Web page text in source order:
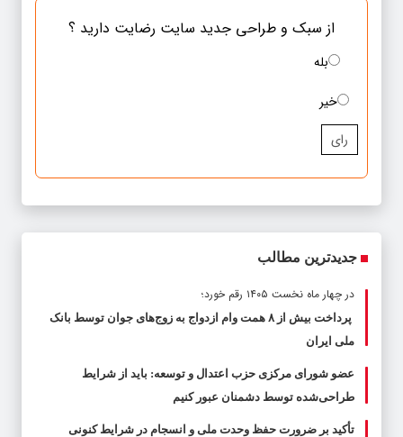
از سبک و طراحی جدید سایت رضایت دارید ؟
بله
خیر
رای
جدیدترین مطالب
در چهار ماه نخست ۱۴۰۵ رقم خورد؛
پرداخت بیش از ۸ همت وام ازدواج به زوج‌های جوان توسط بانک
ملی ایران
عضو شورای مرکزی حزب اعتدال و توسعه: باید از شرایط
طراحی‌شده توسط دشمنان عبور کنیم
تأکید بر ضرورت حفظ وحدت ملی و انسجام در شرایط کنونی